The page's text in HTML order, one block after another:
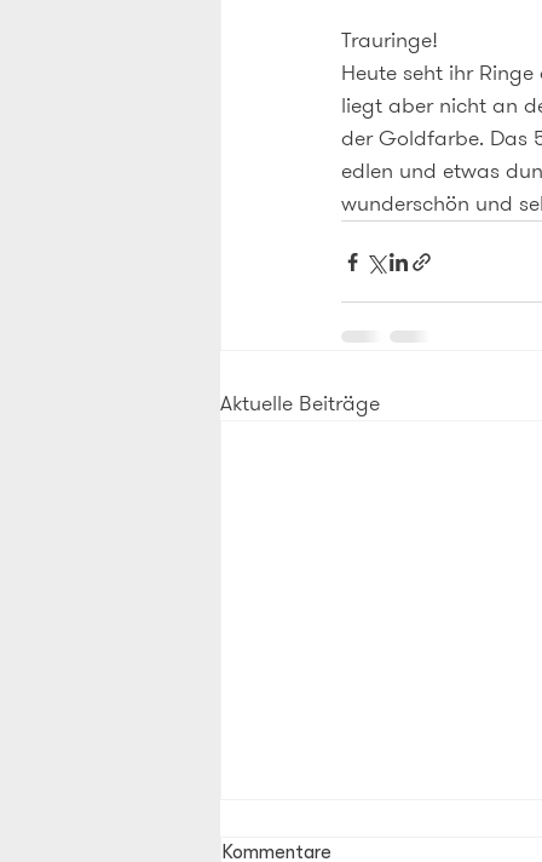
Trauringe!
Heute seht ihr
liegt aber nicht an
der Goldfarbe. Das
edlen und etwas
wunderschön und
Aktuelle Beiträge
Kommentare